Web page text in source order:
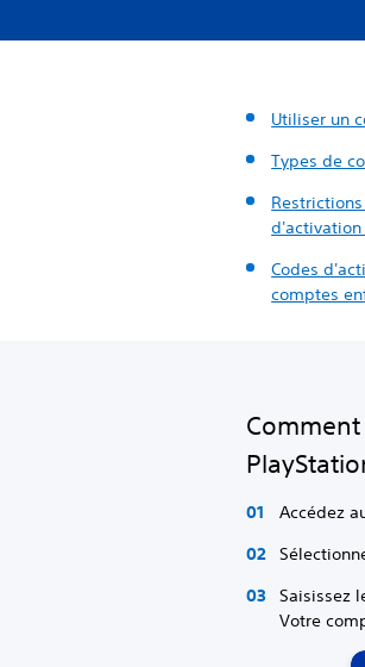
Utiliser un
Types de
Codes
comptes
Accédez
Saisissez
Votre